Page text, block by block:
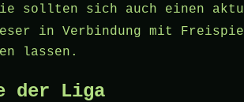
sollten sich auch einen
in Verbindung mit
lassen.
der Liga